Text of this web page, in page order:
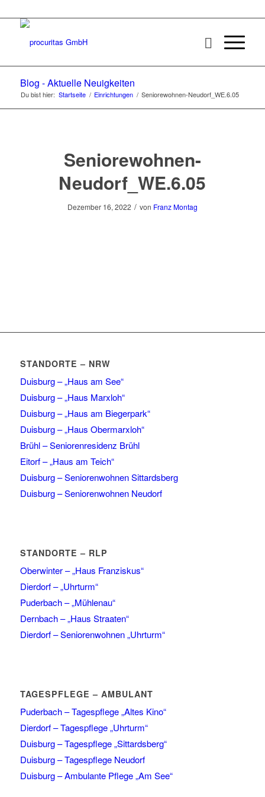
Blog - Aktuelle Neuigkeiten
Du bist hier: Startseite / Einrichtungen / Seniorewohnen-Neudorf_WE.6.05
Seniorewohnen-
Neudorf_WE.6.05
Dezember 16, 2022 / von Franz Montag
STANDORTE – NRW
Duisburg – „Haus am See“
Duisburg – „Haus Marxloh“
Duisburg – „Haus am Biegerpark“
Duisburg – „Haus Obermarxloh“
Brühl – Seniorenresidenz Brühl
Eitorf – „Haus am Teich“
Duisburg – Seniorenwohnen Sittardsberg
Duisburg – Seniorenwohnen Neudorf
STANDORTE – RLP
Oberwinter – „Haus Franziskus“
Dierdorf – „Uhrturm“
Puderbach – „Mühlenau“
Dernbach – „Haus Straaten“
Dierdorf – Seniorenwohnen „Uhrturm“
TAGESPFLEGE – AMBULANT
Puderbach – Tagespflege „Altes Kino“
Dierdorf – Tagespflege „Uhrturm“
Duisburg – Tagespflege „Sittardsberg“
Duisburg – Tagespflege Neudorf
Duisburg – Ambulante Pflege „Am See“